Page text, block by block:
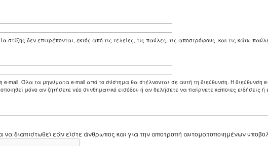
στίξης δεν επιτρέπονται, εκτός από τις τελείες, τις παύλες, τις αποστρόφους, και τις κάτω
e-mail. Όλα τα μηνύματα e-mail από το σύστημα θα στέλνονται σε αυτή τη διεύθυνση. Η διεύθυνση
μόνο αν ζητήσετε νέο συνθηματικό εισόδου ή αν θελήσετε να παίρνετε κάποιες ειδήσεις ή
να διαπιστωθεί εάν είστε άνθρωπος και για την αποτροπή αυτοματοποιημένων